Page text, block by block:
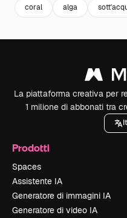
coral alga
La piattaforma creativa per
1 milione di abbonati tra
Prodotti
Spaces
Assistente IA
Generatore di immagini IA
Generatore di video IA